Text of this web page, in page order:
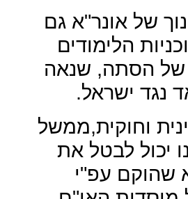
של אונר"א גם
הלימודים
של הסתה, שנאה
נגד ישראל.
וחוקית,ממשל
יכול לבטל את
שהוקם עפ"י